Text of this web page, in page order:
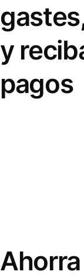
y
pagos